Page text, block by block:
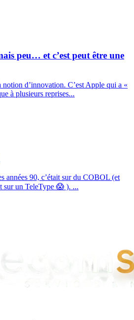
peu… et c’est peut être une
d’innovation. C’est Apple qui a «
à plusieurs reprises...
années 90, c’était sur du COBOL (et
sur un TeleType 😱 ). ...